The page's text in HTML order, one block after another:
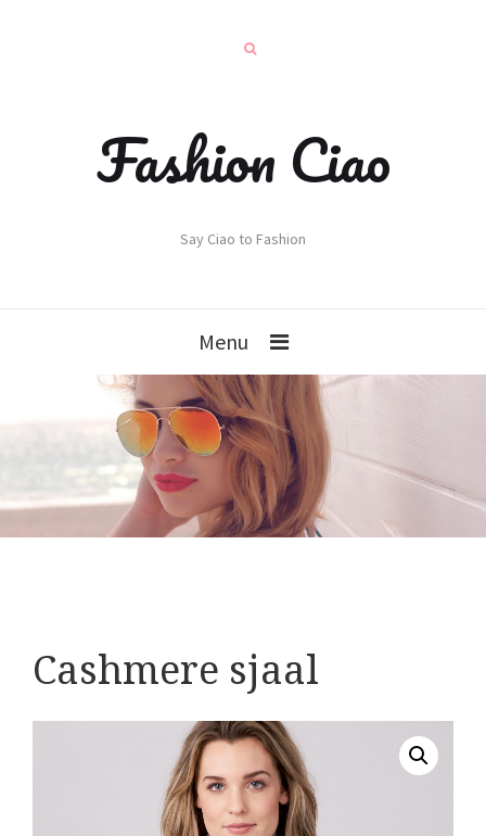
Fashion Ciao
Say Ciao to Fashion
Menu
Cashmere sjaal